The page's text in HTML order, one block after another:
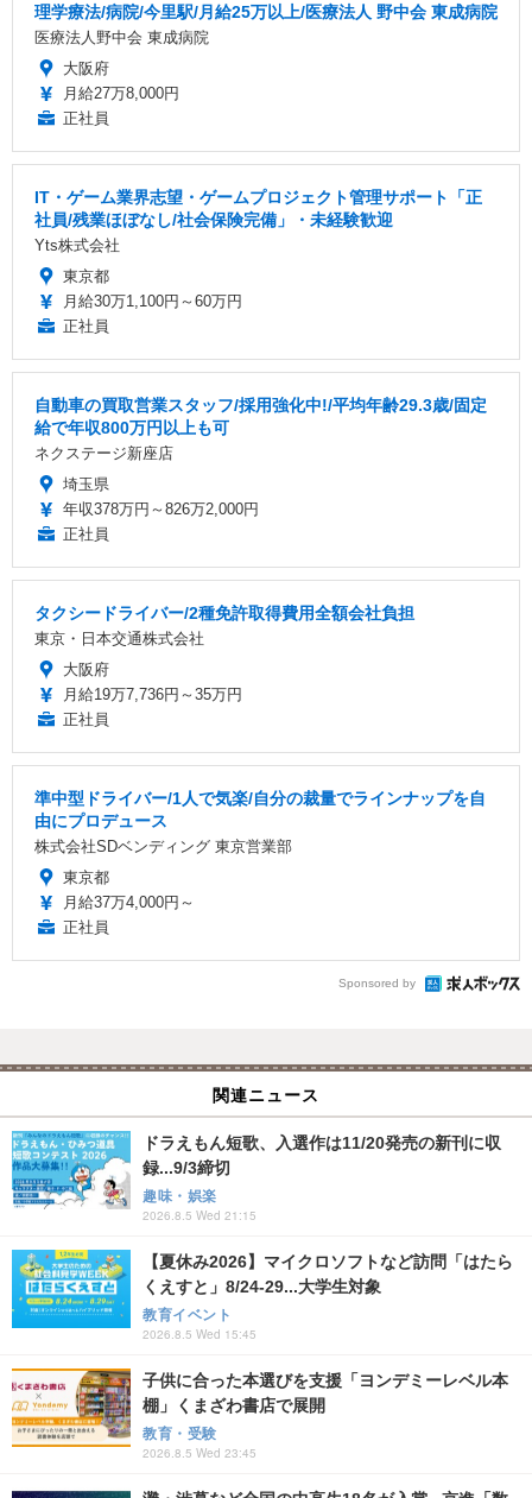
理学療法/病院/今里駅/月給25万以上/医療法人 野中会 東成病院
医療法人野中会 東成病院
大阪府
月給27万8,000円
正社員
IT・ゲーム業界志望・ゲームプロジェクト管理サポート「正
社員/残業ほぼなし/社会保険完備」・未経験歓迎
Yts株式会社
東京都
月給30万1,100円～60万円
正社員
自動車の買取営業スタッフ/採用強化中!/平均年齢29.3歳/固定
給で年収800万円以上も可
ネクステージ新座店
埼玉県
年収378万円～826万2,000円
正社員
タクシードライバー/2種免許取得費用全額会社負担
東京・日本交通株式会社
大阪府
月給19万7,736円～35万円
正社員
準中型ドライバー/1人で気楽/自分の裁量でラインナップを自
由にプロデュース
株式会社SDベンディング 東京営業部
東京都
月給37万4,000円～
正社員
Sponsored by
関連ニュース
ドラえもん短歌、入選作は11/20発売の新刊に収
録...9/3締切
趣味・娯楽
2026.8.5 Wed 21:15
【夏休み2026】マイクロソフトなど訪問「はたら
くえすと」8/24-29...大学生対象
教育イベント
2026.8.5 Wed 15:45
子供に合った本選びを支援「ヨンデミーレベル本
棚」くまざわ書店で展開
教育・受験
2026.8.5 Wed 23:45